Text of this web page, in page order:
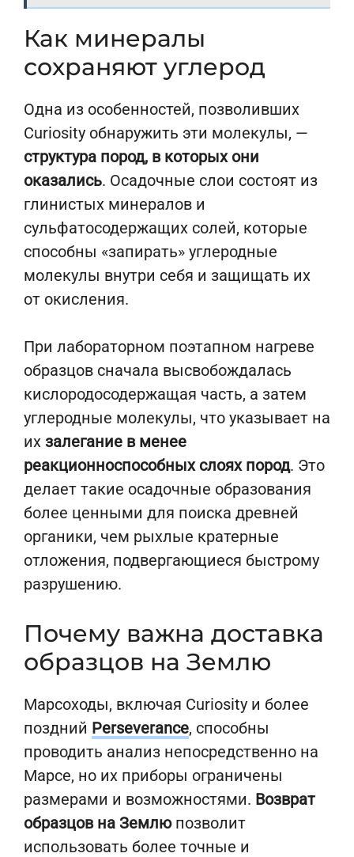
Как минералы
сохраняют углерод
Одна из особенностей, позволивших
Curiosity обнаружить эти молекулы, —
структура пород, в которых они
оказались. Осадочные слои состоят из
глинистых минералов и
сульфатосодержащих солей, которые
способны «запирать» углеродные
молекулы внутри себя и защищать их
от окисления.
При лабораторном поэтапном нагреве
образцов сначала высвобождалась
кислородосодержащая часть, а затем
углеродные молекулы, что указывает на
их залегание в менее
реакционноспособных слоях пород. Это
делает такие осадочные образования
более ценными для поиска древней
органики, чем рыхлые кратерные
отложения, подвергающиеся быстрому
разрушению.
Почему важна доставка
образцов на Землю
Марсоходы, включая Curiosity и более
поздний Perseverance, способны
проводить анализ непосредственно на
Марсе, но их приборы ограничены
размерами и возможностями. Возврат
образцов на Землюпозволит
использовать более точные и